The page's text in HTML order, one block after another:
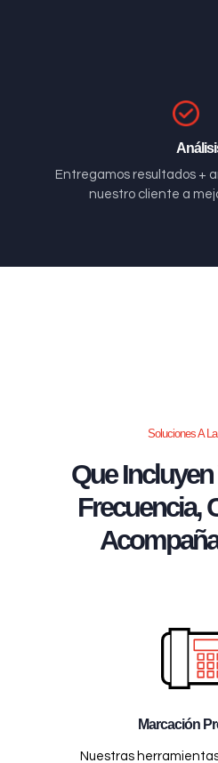
Entregamos resultados +
nuestro cliente a
Soluciones A
Que
Frecuencia,
Marcación
Nuestras